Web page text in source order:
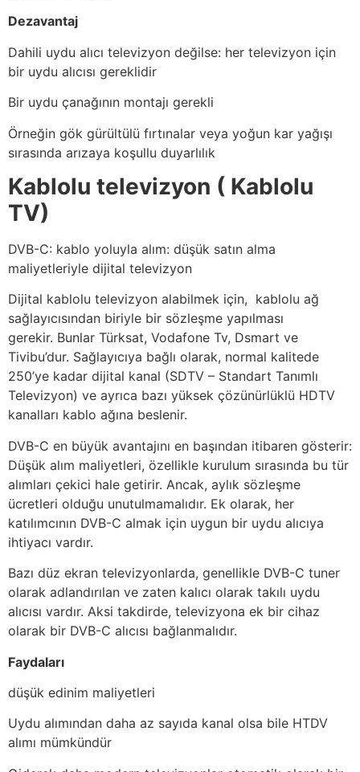
Dezavantaj
Dahili uydu alıcı televizyon değilse: her televizyon için
bir uydu alıcısı gereklidir
Bir uydu çanağının montajı gerekli
Örneğin gök gürültülü fırtınalar veya yoğun kar yağışı
sırasında arızaya koşullu duyarlılık
Kablolu televizyon ( Kablolu
TV)
DVB-C: kablo yoluyla alım: düşük satın alma
maliyetleriyle dijital televizyon
Dijital kablolu televizyon alabilmek için, kablolu ağ
sağlayıcısından biriyle bir sözleşme yapılması
gerekir. Bunlar Türksat, Vodafone Tv, Dsmart ve
Tivibu’dur. Sağlayıcıya bağlı olarak, normal kalitede
250’ye kadar dijital kanal (SDTV – Standart Tanımlı
Televizyon) ve ayrıca bazı yüksek çözünürlüklü HDTV
kanalları kablo ağına beslenir.
DVB-C en büyük avantajını en başından itibaren gösterir:
Düşük alım maliyetleri, özellikle kurulum sırasında bu tür
alımları çekici hale getirir. Ancak, aylık sözleşme
ücretleri olduğu unutulmamalıdır. Ek olarak, her
katılımcının DVB-C almak için uygun bir uydu alıcıya
ihtiyacı vardır.
Bazı düz ekran televizyonlarda, genellikle DVB-C tuner
olarak adlandırılan ve zaten kalıcı olarak takılı uydu
alıcısı vardır. Aksi takdirde, televizyona ek bir cihaz
olarak bir DVB-C alıcısı bağlanmalıdır.
Faydaları
düşük edinim maliyetleri
Uydu alımından daha az sayıda kanal olsa bile HTDV
alımı mümkündür